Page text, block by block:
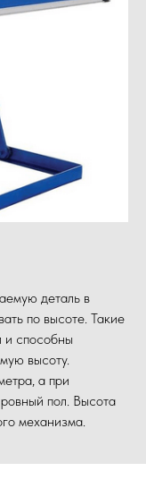
деталь в
по высоте. Такие
и способны
высоту.
а при
пол. Высота
механизма.